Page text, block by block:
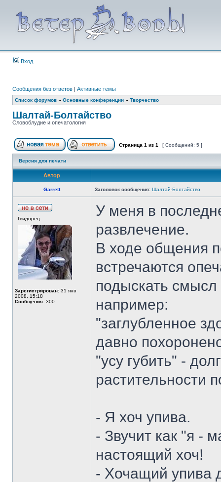
Вход
Сообщения без ответов | Активные темы
Список форумов » Основные конференции » Творчество
Шалтай-Болтайство
Словоблудие и опечатология
Страница 1 из 1 [ Сообщений: 5 ]
Версия для печати
Автор
Garrett Заголовок сообщения: Шалтай-Болтайство
Гвидорец
Зарегистрирован: 31 янв
2008, 15:18
Сообщения: 300
У меня в
развлечение.
В ходе общения
встречаются
подыскать
например:
"заглубленное
давно
"усу губить" -
растительности
- Я хоч упива.
- Звучит как "я -
настоящий хоч!
- Хочащий упива